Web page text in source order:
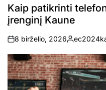
IN
Kaip patikrinti
įrenginį Kaune
on
8 birželio, 2026
Posted
by